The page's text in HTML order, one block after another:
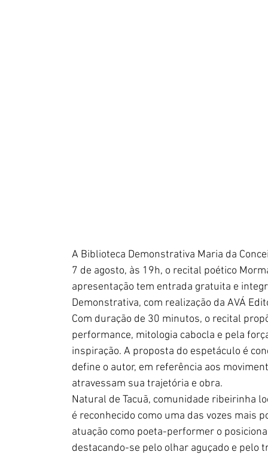
A Biblioteca Demonstrativa Maria da
7 de agosto, às 19h, o recital poético
apresentação tem entrada gratuita e
Demonstrativa, com realização da AVÁ
Com duração de 30 minutos, o recital
performance, mitologia cabocla e pela
inspiração. A proposta do espetáculo é
define o autor, em referência aos
atravessam sua trajetória e obra.
Natural de Tacuã, comunidade ribeirinha
é reconhecido como uma das vozes
atuação como poeta-performer o
destacando-se pelo olhar aguçado e